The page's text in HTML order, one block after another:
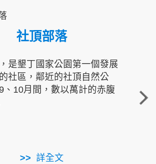
社頂部落
是墾丁國家公園第一個發展
社區，鄰近的社頂自然公
、10月間，數以萬計的赤腹
詳全文
重
走進